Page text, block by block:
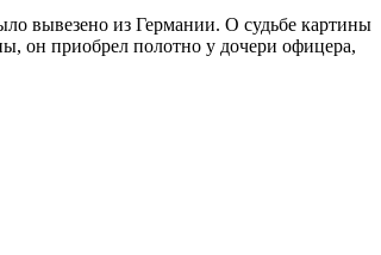
вывезено из Германии. О судьбе картины
он приобрел полотно у дочери офицера,